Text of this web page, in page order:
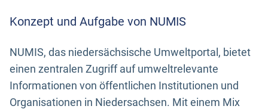
Konzept und Aufgabe von NUMIS
NUMIS, das niedersächsische Umweltportal, bietet
einen zentralen Zugriff auf umweltrelevante
Informationen von öffentlichen Institutionen und
Organisationen in Niedersachsen. Mit einem Mix